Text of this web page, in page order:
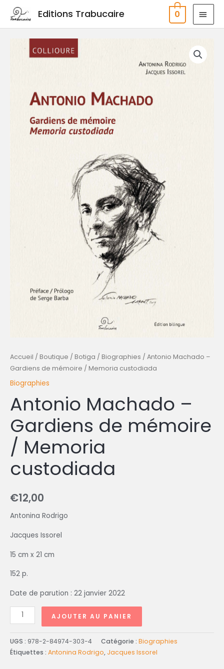
contenu
Editions Trabucaire 0
Accueil / Boutique / Botiga / Biographies / Antonio Machado –
Gardiens de mémoire / Memoria custodiada
Biographies
Antonio Machado –
Gardiens de mémoire
/ Memoria
custodiada
€12,00
Antonina Rodrigo
Jacques Issorel
15 cm x 21 cm
152 p.
Date de parution : 22 janvier 2022
Gardiens
mémoire
AJOUTER AU PANIER
UGS : 978-2-84974-303-4 Catégorie : Biographies
Étiquettes : Antonina Rodrigo, Jacques Issorel